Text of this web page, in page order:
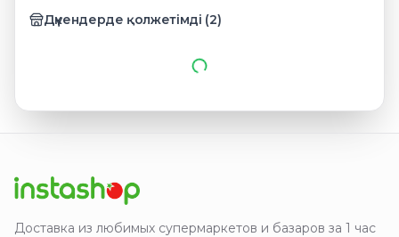
Дүкендерде қолжетімді (2)
Доставка из любимых супермаркетов и базаров за 1 час